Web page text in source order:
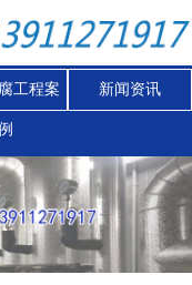
工程案 新闻资讯